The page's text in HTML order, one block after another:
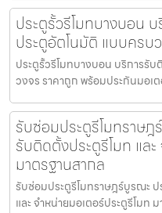
ประตูรั้วรีโมทบางบอน
ประตูอัตโนมัติ แบบครบ
ประตูรั้วรีโมทบางบอน บริการรั
วงจร ราคาถูก พร้อมประกันมอเต
รับซ่อมประตูรีโมทราษ
รับติดตั้งประตูรีโมท แล
มาตรฐานสากล
รับซ่อมประตูรีโมทราษฎร์บูรณะ
และ จำหน่ายมอเตอร์ประตูรีโม